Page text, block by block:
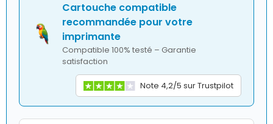
Cartouche compatible
recommandée pour votre
imprimante
Compatible 100% testé – Garantie
satisfaction
Note 4,2/5 sur Trustpilot